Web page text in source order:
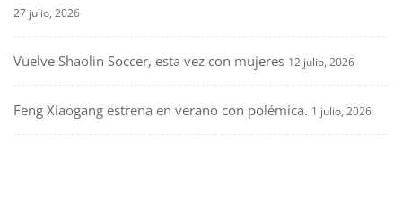
27 julio, 2026
Vuelve Shaolin Soccer, esta vez con mujeres 12 julio, 2026
Feng Xiaogang estrena en verano con polémica. 1 julio, 2026